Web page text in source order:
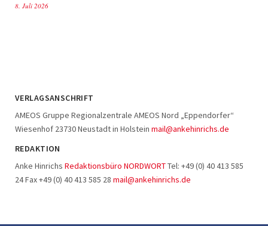
8. Juli 2026
VERLAGSANSCHRIFT
AMEOS Gruppe Regionalzentrale AMEOS Nord „Eppendorfer“
Wiesenhof 23730 Neustadt in Holstein mail@ankehinrichs.de
REDAKTION
Anke Hinrichs Redaktionsbüro NORDWORTTel: +49 (0) 40 413 585
24 Fax +49 (0) 40 413 585 28 mail@ankehinrichs.de